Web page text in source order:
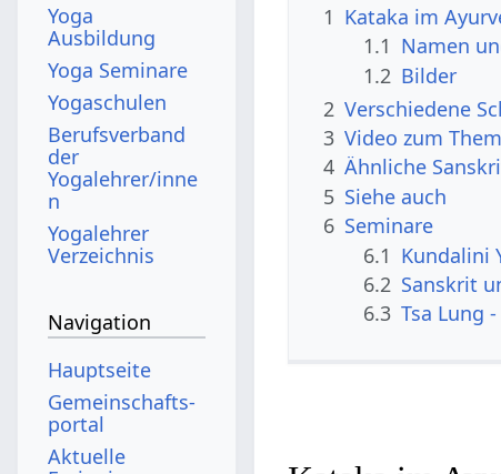
1 Kataka im
1.1 Namen
1.2 Bilder
2 Verschiedene
3 Video zum
4 Ähnliche
5 Siehe auch
6 Seminare
6.1 Kundalini
6.2 Sanskrit
6.3 Tsa Lung
Yoga
Ausbildung
Yoga Seminare
Yogaschulen
Berufsverband
der
Yogalehrer/inne
n
Yogalehrer
Verzeichnis
Navigation
Hauptseite
Gemeinschafts­
portal
Aktuelle